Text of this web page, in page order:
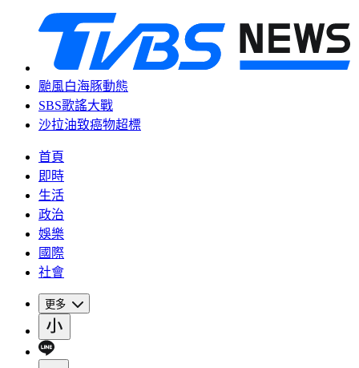
颱風白海豚動態
SBS歌謠大戰
沙拉油致癌物超標
首頁
即時
生活
政治
娛樂
國際
社會
更多